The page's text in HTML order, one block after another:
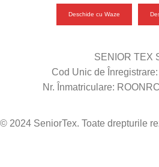
Deschide cu Waze
SENIOR TEX
Cod Unic de
Nr. Înmatriculare:
© 2024 SeniorTex. Toate drepturile